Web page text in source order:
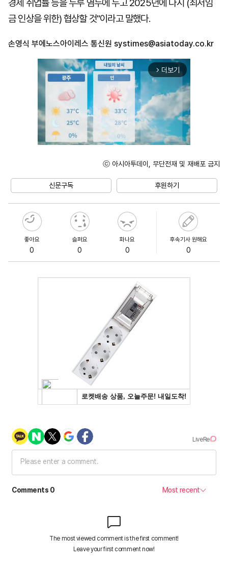
경제 취업률 등을 두루 염두에 두고 2025년에 다시 (최저임
금 인상을 위한) 협상할 것"이라고 말했다.
손영식 부에노스아이레스 통신원 systimes@asiatoday.co.kr
arrow_forward_ios 더보기
ⓒ 아시아투데이, 무단전재 및 재배포 금지
신문구독 후원하기
좋아요
0
슬퍼요
0
화나요
0
후속기사 원해요
0